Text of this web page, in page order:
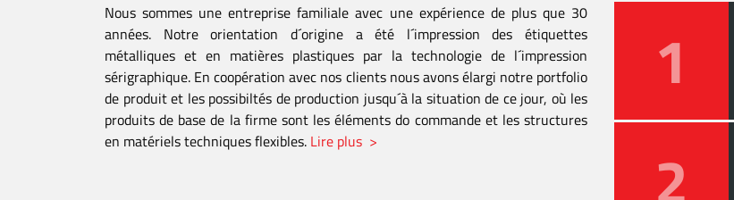
Nous sommes une entreprise familiale avec une expérience de plus que 30
années. Notre orientation d´origine a été l´impression des étiquettes
métalliques et en matières plastiques par la technologie de l´impression
sérigraphique. En coopération avec nos clients nous avons élargi notre portfolio
de produit et les possibiltés de production jusqu´à la situation de ce jour, où les
produits de base de la firme sont les éléments do commande et les structures
en matériels techniques flexibles. Lire plus >
1
2